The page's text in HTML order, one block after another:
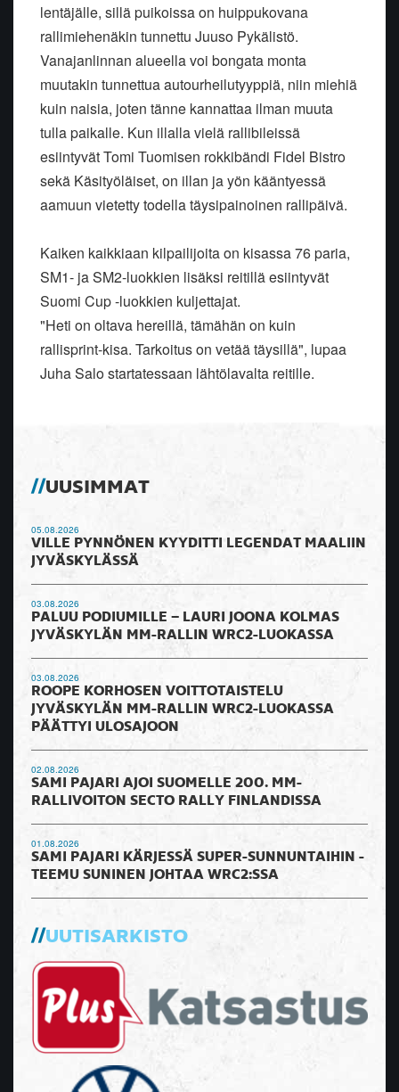
lentäjälle, sillä puikoissa on huippukovana
rallimiehenäkin tunnettu Juuso Pykälistö.
Vanajanlinnan alueella voi bongata monta
muutakin tunnettua autourheilutyyppiä, niin miehiä
kuin naisia, joten tänne kannattaa ilman muuta
tulla paikalle. Kun illalla vielä rallibileissä
esiintyvät Tomi Tuomisen rokkibändi Fidel Bistro
sekä Käsityöläiset, on illan ja yön kääntyessä
aamuun vietetty todella täysipainoinen rallipäivä.
Kaiken kaikkiaan kilpailijoita on kisassa 76 paria,
SM1- ja SM2-luokkien lisäksi reitillä esiintyvät
Suomi Cup -luokkien kuljettajat.
"Heti on oltava hereillä, tämähän on kuin
rallisprint-kisa. Tarkoitus on vetää täysillä", lupaa
Juha Salo startatessaan lähtölavalta reitille.
UUSIMMAT
05.08.2026
VILLE PYNNÖNEN KYYDITTI LEGENDAT MAALIIN
JYVÄSKYLÄSSÄ
03.08.2026
PALUU PODIUMILLE – LAURI JOONA KOLMAS
JYVÄSKYLÄN MM-RALLIN WRC2-LUOKASSA
03.08.2026
ROOPE KORHOSEN VOITTOTAISTELU
JYVÄSKYLÄN MM-RALLIN WRC2-LUOKASSA
PÄÄTTYI ULOSAJOON
02.08.2026
SAMI PAJARI AJOI SUOMELLE 200. MM-
RALLIVOITON SECTO RALLY FINLANDISSA
01.08.2026
SAMI PAJARI KÄRJESSÄ SUPER-SUNNUNTAIHIN -
TEEMU SUNINEN JOHTAA WRC2:SSA
UUTISARKISTO